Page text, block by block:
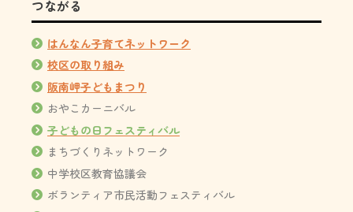
つながる
はんなん子育てネットワーク
校区の取り組み
阪南岬子どもまつり
おやこカーニバル
子どもの日フェスティバル
まちづくりネットワーク
中学校区教育協議会
ボランティア市民活動フェスティバル